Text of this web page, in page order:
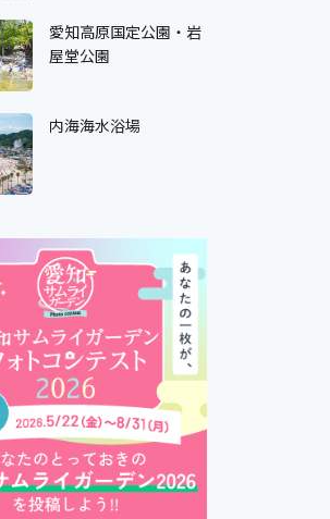
愛知高原国定公園・岩
屋堂公園
内海海水浴場